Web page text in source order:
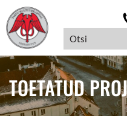
TOETATUD